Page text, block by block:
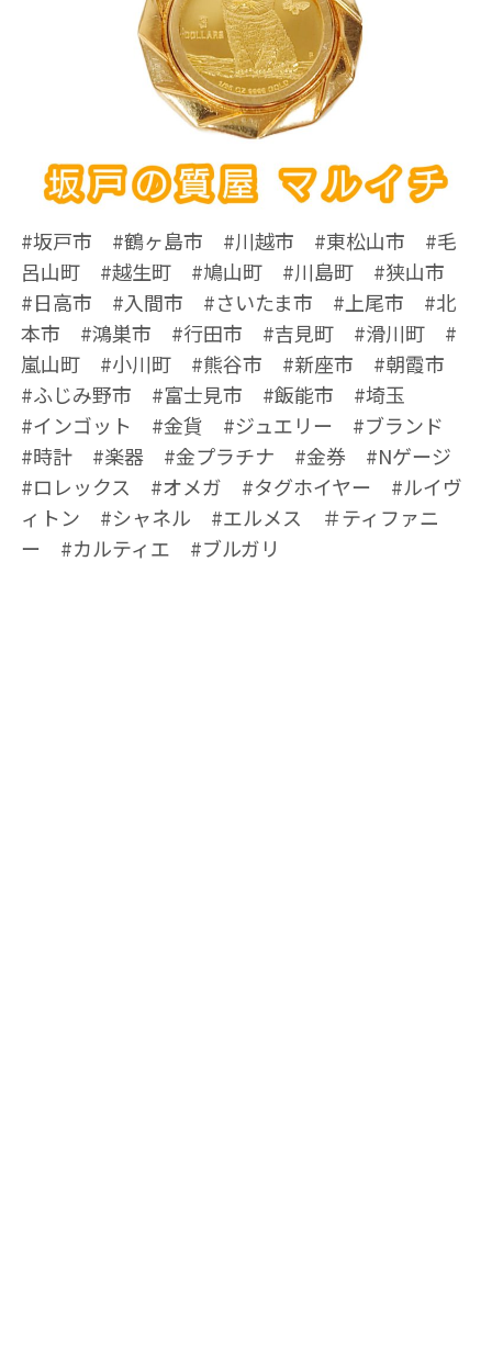
#坂戸市 #鶴ヶ島市 #川越市 #東松山市 #毛
呂山町 #越生町 #鳩山町 #川島町 #狭山市
#日高市 #入間市 #さいたま市 #上尾市 #北
本市 #鴻巣市 #行田市 #吉見町 #滑川町 #
嵐山町 #小川町 #熊谷市 #新座市 #朝霞市
#ふじみ野市 #富士見市 #飯能市 #埼玉
#インゴット #金貨 #ジュエリー #ブランド
#時計 #楽器 #金プラチナ #金券 #Nゲージ
#ロレックス #オメガ #タグホイヤー #ルイヴ
ィトン #シャネル #エルメス ＃ティファニ
ー #カルティエ #ブルガリ